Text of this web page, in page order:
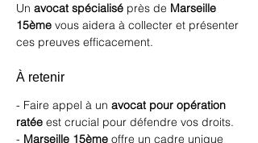
Un avocat spécialisé près de Marseille
15ème vous aidera à collecter et présenter
ces preuves efficacement.
À retenir
- Faire appel à un avocat pour opération
ratée est crucial pour défendre vos droits.
- Marseille 15ème offre un cadre unique